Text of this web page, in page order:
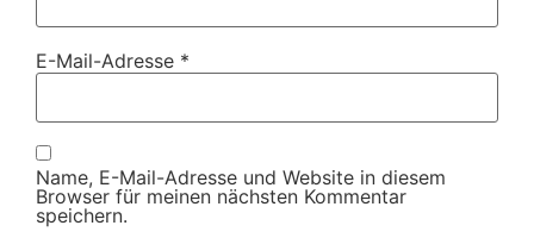
E-Mail-Adresse *
Name, E-Mail-Adresse und Website in diesem
Browser für meinen nächsten Kommentar
speichern.